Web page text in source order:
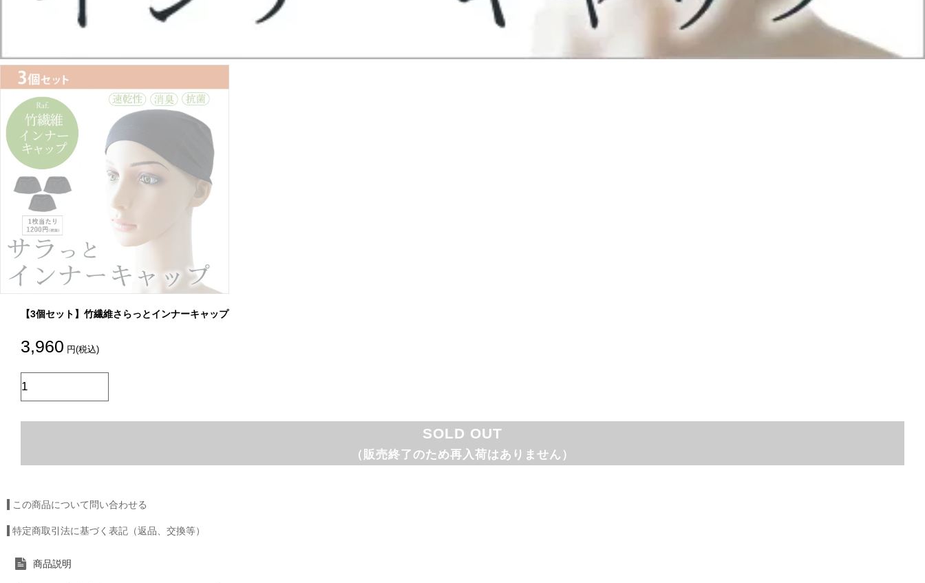
【3個セット】竹繊維さらっとインナーキャップ
3,960 円(税込)
SOLD OUT
（販売終了のため再入荷はありません）
この商品について問い合わせる
特定商取引法に基づく表記（返品、交換等）
商品説明